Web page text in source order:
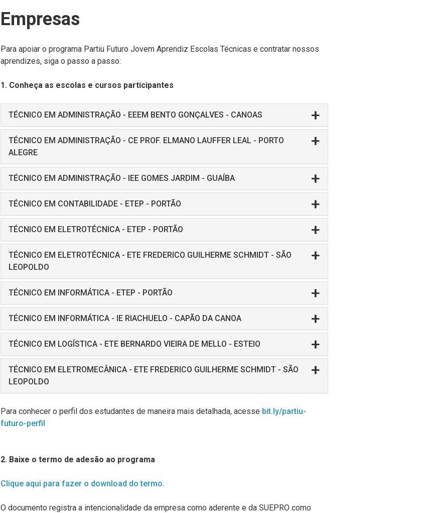
Empresas
Para apoiar o programa Partiu Futuro Jovem Aprendiz Escolas Técnicas e contratar nossos
aprendizes, siga o passo a passo:
1. Conheça as escolas e cursos participantes
TÉCNICO EM ADMINISTRAÇÃO - EEEM BENTO GONÇALVES - CANOAS
TÉCNICO EM ADMINISTRAÇÃO - CE PROF. ELMANO LAUFFER LEAL - PORTO
ALEGRE
TÉCNICO EM ADMINISTRAÇÃO - IEE GOMES JARDIM - GUAÍBA
TÉCNICO EM CONTABILIDADE - ETEP - PORTÃO
TÉCNICO EM ELETROTÉCNICA - ETEP - PORTÃO
TÉCNICO EM ELETROTÉCNICA - ETE FREDERICO GUILHERME SCHMIDT - SÃO
LEOPOLDO
TÉCNICO EM INFORMÁTICA - ETEP - PORTÃO
TÉCNICO EM INFORMÁTICA - IE RIACHUELO - CAPÃO DA CANOA
TÉCNICO EM LOGÍSTICA - ETE BERNARDO VIEIRA DE MELLO - ESTEIO
TÉCNICO EM ELETROMECÂNICA - ETE FREDERICO GUILHERME SCHMIDT - SÃO
LEOPOLDO
Para conhecer o perfil dos estudantes de maneira mais detalhada, acesse bit.ly/partiu-
futuro-perfil
2. Baixe o termo de adesão ao programa
Clique aqui para fazer o download do termo.
O documento registra a intencionalidade da empresa como aderente e da SUEPRO como